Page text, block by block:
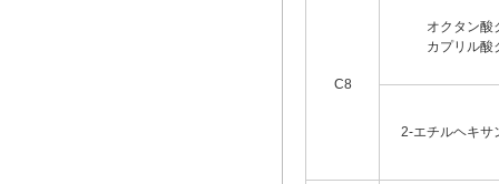
C8
オクタン酸
カプリル酸
2-エチルヘキサ